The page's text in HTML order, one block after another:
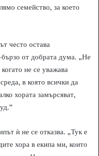
семейство, за което
често остава
бързо от добрата дума. „Не
не се уважава
в която всички да
хората замърсяват,
ѝ не се отказва. „Тук е
хора в екипа ми, които